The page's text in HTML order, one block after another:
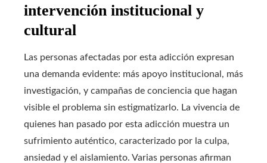
intervención institucional y
cultural
Las personas afectadas por esta adicción expresan
una demanda evidente: más apoyo institucional, más
investigación, y campañas de conciencia que hagan
visible el problema sin estigmatizarlo. La vivencia de
quienes han pasado por esta adicción muestra un
sufrimiento auténtico, caracterizado por la culpa,
ansiedad y el aislamiento. Varias personas afirman